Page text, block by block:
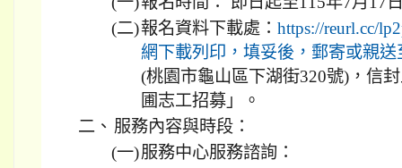
(二)報名資料下載處： https://reurl.cc/
網下載列印，填妥後，郵寄或親
(桃園市龜山區下湖街320號)，信
圃志工招募」。
二、 服務內容與時段：
(一)服務中心服務諮詢：